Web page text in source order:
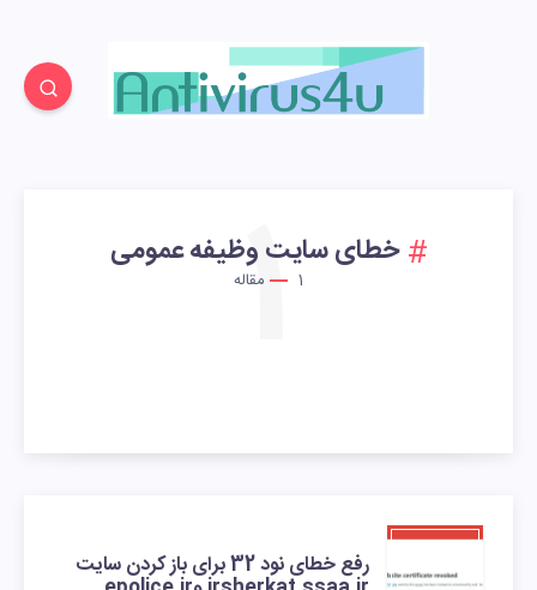
خطای سایت وظیفه عمومی
1 مقاله
1
رفع خطای نود 32 برای باز کردن سایت